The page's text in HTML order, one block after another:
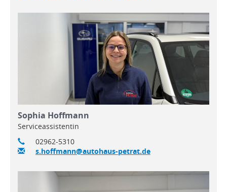
Sophia Hoffmann
Serviceassistentin
02962-5310
s.hoffmann@autohaus-petrat.de